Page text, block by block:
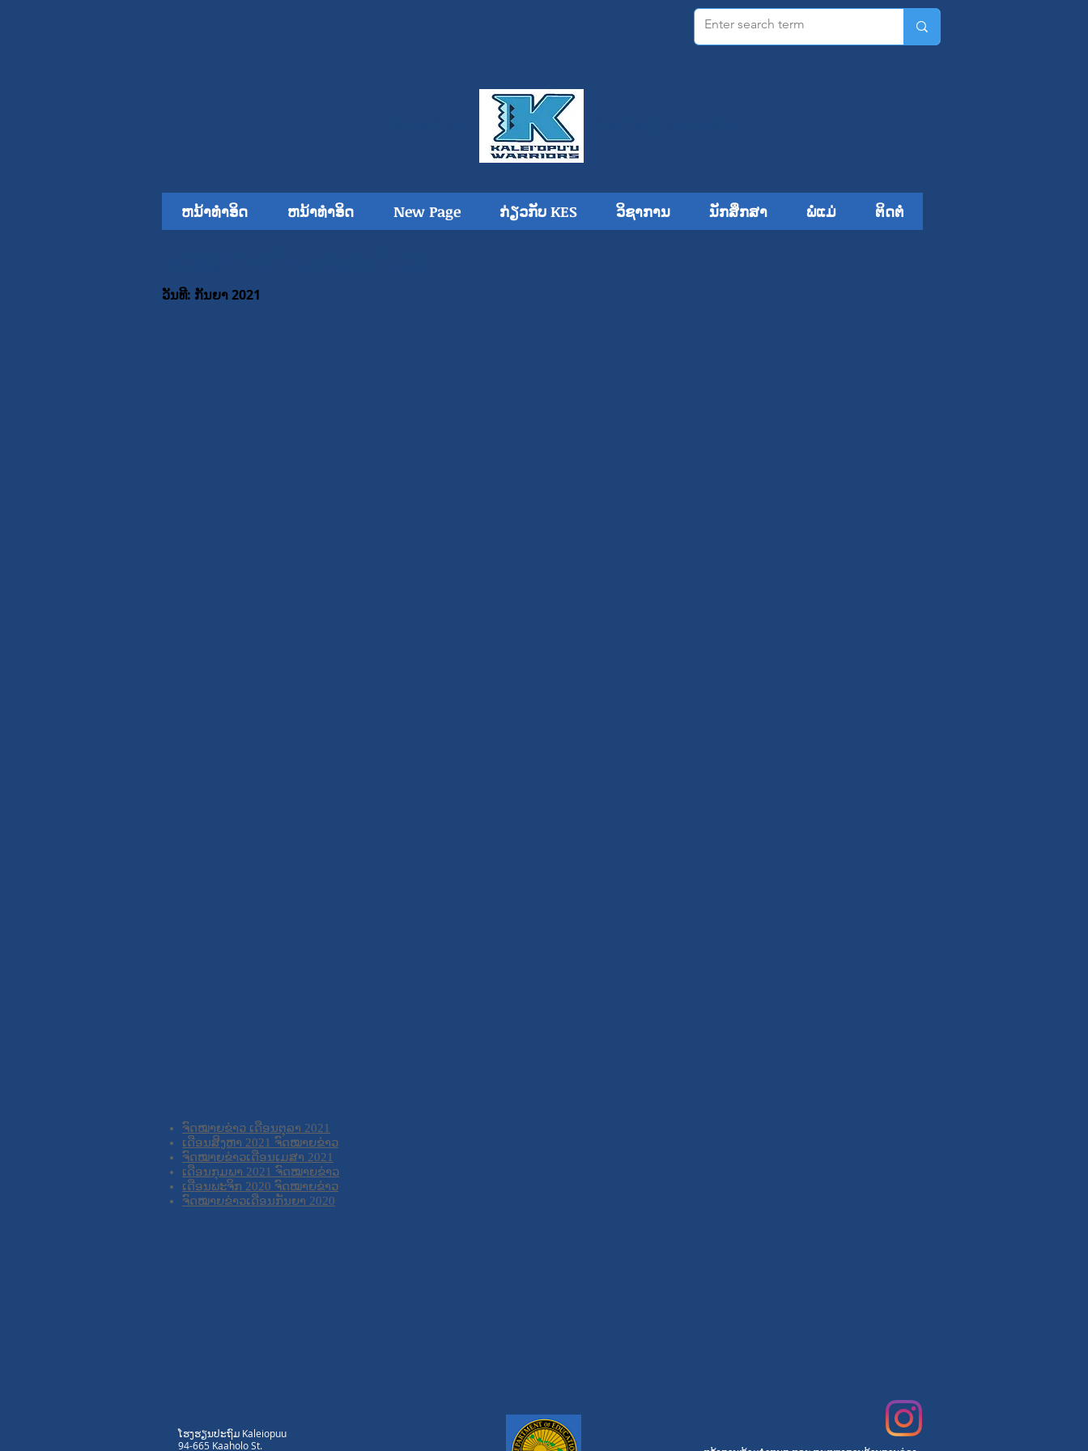
ຫນ້າທໍາອິດ ຫນ້າທໍາອິດ New Page ກ່ຽວກັບ KES ວິຊາການ ນັກສຶກສາ ພໍ່ແມ່ ຕິດຕໍ່
ວັນທີ: ກັນຍາ 2021
ຈົດໝາຍຂ່າວ ເດືອນຕຸລາ 2021
ເດືອນສິງຫາ 2021 ຈົດໝາຍຂ່າວ
ຈົດໝາຍຂ່າວເດືອນເມສາ 2021
ເດືອນກຸມພາ 2021 ຈົດໝາຍຂ່າວ
ເດືອນພະຈິກ 2020 ຈົດໝາຍຂ່າວ
ຈົດໝາຍຂ່າວເດືອນກັນຍາ 2020
ໂຮງຮຽນປະຖົມ Kaleiopuu
94-665 Kaaholo St.